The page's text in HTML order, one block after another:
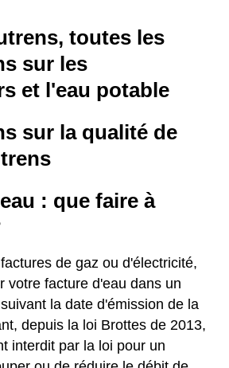
toutes les
sur les
et l'eau potable
sur la qualité de
: que faire à
de gaz ou d'électricité,
votre facture d'eau dans un
la date d'émission de la
depuis la loi Brottes de 2013,
interdit par la loi pour un